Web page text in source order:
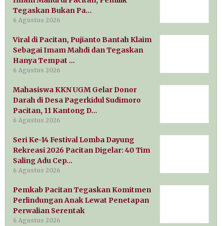
Tegaskan Bukan Pa…
6 Agustus 2026
Viral di Pacitan, Pujianto Bantah Klaim
Sebagai Imam Mahdi dan Tegaskan
Hanya Tempat …
6 Agustus 2026
Mahasiswa KKN UGM Gelar Donor
Darah di Desa Pagerkidul Sudimoro
Pacitan, 11 Kantong D…
6 Agustus 2026
Seri Ke-14 Festival Lomba Dayung
Rekreasi 2026 Pacitan Digelar: 40 Tim
Saling Adu Cep…
6 Agustus 2026
Pemkab Pacitan Tegaskan Komitmen
Perlindungan Anak Lewat Penetapan
Perwalian Serentak
6 Agustus 2026